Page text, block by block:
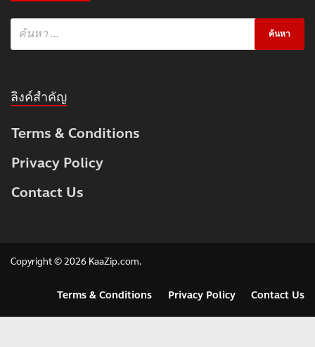
ลิงค์สำคัญ
Terms & Conditions
Privacy Policy
Contact Us
Copyright © 2026 KaaZip.com
Terms & Conditions Privacy Policy Contact Us